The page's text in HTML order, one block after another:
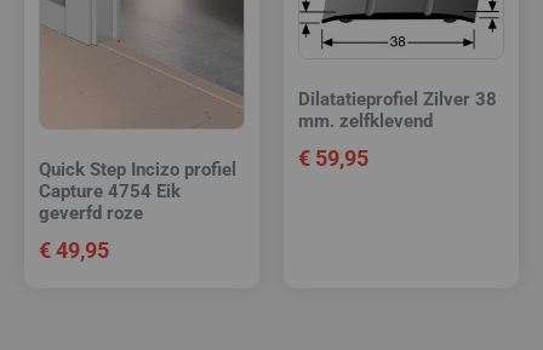
Quick Step Incizo profiel
Capture 4754 Eik
geverfd roze
€49,95
Dilatatieprofiel Zilver 38
mm. zelfklevend
€ 59,95